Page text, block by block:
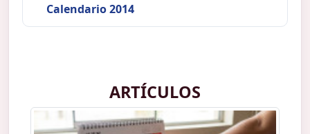
Calendario 2014
ARTÍCULOS